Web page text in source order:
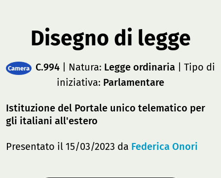
Disegno di legge
Camera C.994 | Natura: Legge ordinaria | Tipo di
iniziativa: Parlamentare
Istituzione del Portale unico telematico per
gli italiani all'estero
Presentato il 15/03/2023 da Federica Onori